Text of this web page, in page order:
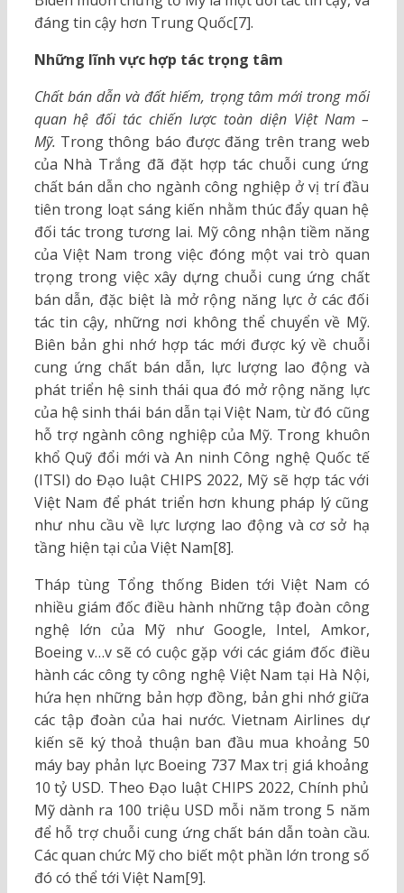
đáng tin cậy hơn Trung Quốc[7].
Những lĩnh vực hợp tác trọng tâm
Chất bán dẫn và đất hiếm, trọng tâm mới trong mối
quan hệ đối tác chiến lược toàn diện Việt Nam –
Mỹ. Trong thông báo được đăng trên trang web
của Nhà Trắng đã đặt hợp tác chuỗi cung ứng
chất bán dẫn cho ngành công nghiệp ở vị trí đầu
tiên trong loạt sáng kiến nhằm thúc đẩy quan hệ
đối tác trong tương lai. Mỹ công nhận tiềm năng
của Việt Nam trong việc đóng một vai trò quan
trọng trong việc xây dựng chuỗi cung ứng chất
bán dẫn, đặc biệt là mở rộng năng lực ở các đối
tác tin cậy, những nơi không thể chuyển về Mỹ.
Biên bản ghi nhớ hợp tác mới được ký về chuỗi
cung ứng chất bán dẫn, lực lượng lao động và
phát triển hệ sinh thái qua đó mở rộng năng lực
của hệ sinh thái bán dẫn tại Việt Nam, từ đó cũng
hỗ trợ ngành công nghiệp của Mỹ. Trong khuôn
khổ Quỹ đổi mới và An ninh Công nghệ Quốc tế
(ITSI) do Đạo luật CHIPS 2022, Mỹ sẽ hợp tác với
Việt Nam để phát triển hơn khung pháp lý cũng
như nhu cầu về lực lượng lao động và cơ sở hạ
tầng hiện tại của Việt Nam[8].
Tháp tùng Tổng thống Biden tới Việt Nam có
nhiều giám đốc điều hành những tập đoàn công
nghệ lớn của Mỹ như Google, Intel, Amkor,
Boeing v…v sẽ có cuộc gặp với các giám đốc điều
hành các công ty công nghệ Việt Nam tại Hà Nội,
hứa hẹn những bản hợp đồng, bản ghi nhớ giữa
các tập đoàn của hai nước. Vietnam Airlines dự
kiến sẽ ký thoả thuận ban đầu mua khoảng 50
máy bay phản lực Boeing 737 Max trị giá khoảng
10 tỷ USD. Theo Đạo luật CHIPS 2022, Chính phủ
Mỹ dành ra 100 triệu USD mỗi năm trong 5 năm
để hỗ trợ chuỗi cung ứng chất bán dẫn toàn cầu.
Các quan chức Mỹ cho biết một phần lớn trong số
đó có thể tới Việt Nam[9].